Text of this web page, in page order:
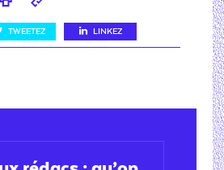
TWEETEZ LINKEZ